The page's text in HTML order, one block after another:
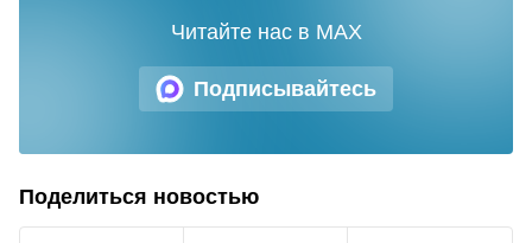
Подписывайтесь
Читайте нас в MAX
Поделиться новостью